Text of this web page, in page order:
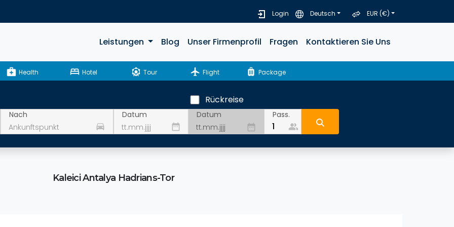
Login Deutsch EUR (€)
Leistungen Blog Unser Firmenprofil Fragen Kontaktieren Sie Uns
medical_services Health bed Hotel attractions Tour flight Flight luggage Package
Nach
drive_eta
Datum
date_range
Rückreise
Datum
date_range
Pass.
people_alt
Kaleici Antalya Hadrians-Tor